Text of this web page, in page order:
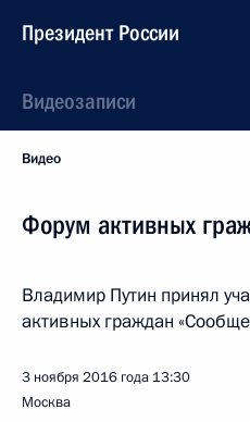
Президент России
Видеозаписи
Видео
Форум активных
Владимир Путин принял
активных граждан
3 ноября 2016 года 13:30
Москва